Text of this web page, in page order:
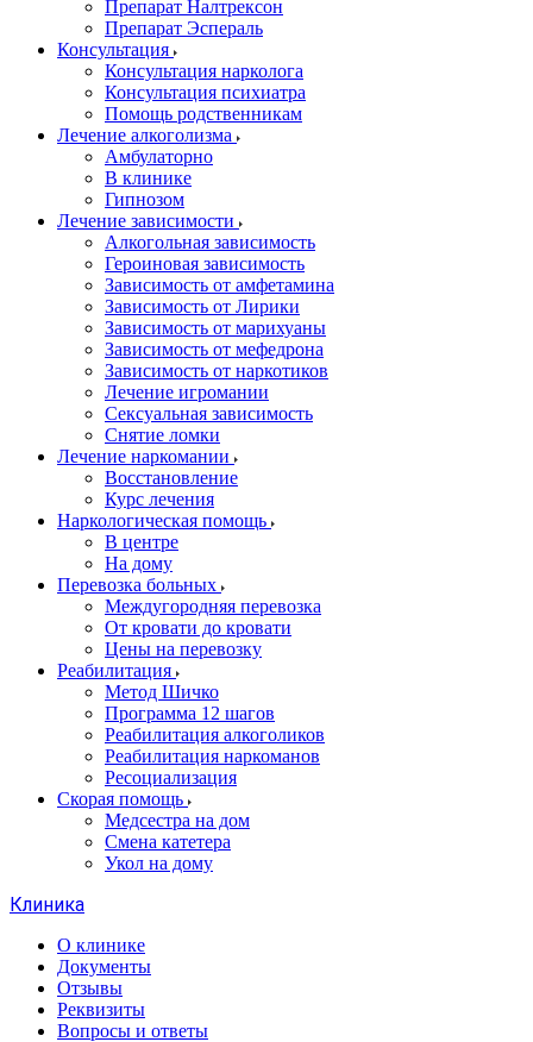
Препарат Налтрексон
Препарат Эспераль
Консультация
Консультация нарколога
Консультация психиатра
Помощь родственникам
Лечение алкоголизма
Амбулаторно
В клинике
Гипнозом
Лечение зависимости
Алкогольная зависимость
Героиновая зависимость
Зависимость от амфетамина
Зависимость от Лирики
Зависимость от марихуаны
Зависимость от мефедрона
Зависимость от наркотиков
Лечение игромании
Сексуальная зависимость
Снятие ломки
Лечение наркомании
Восстановление
Курс лечения
Наркологическая помощь
В центре
На дому
Перевозка больных
Междугородняя перевозка
От кровати до кровати
Цены на перевозку
Реабилитация
Метод Шичко
Программа 12 шагов
Реабилитация алкоголиков
Реабилитация наркоманов
Ресоциализация
Скорая помощь
Медсестра на дом
Смена катетера
Укол на дому
Клиника
О клинике
Документы
Отзывы
Реквизиты
Вопросы и ответы